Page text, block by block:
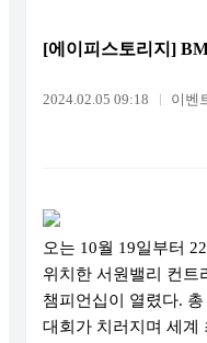
[에이피스토리지]
2024.02.05 09:18 이벤
오는 10월 19일부터 22
위치한 서원밸리 컨트
챔피언십이 열렸다.
대회가 치러지며 세계